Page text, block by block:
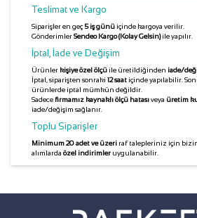
Teslimat ve Kargo
Siparişler en geç 5 iş günü içinde kargoya verilir.
GönderimlerSendeo Kargo (Kolay Gelsin)ile yapılır.
İptal, İade ve Değişim
Ürünler kişiye özel ölçü ile üretildiğinden iade/
İptal, siparişten sonraki 12 saat içinde yapılabilir.
ürünlerde iptal mümkün değildir.
Sadece firmamız kaynaklı ölçü hatasıveya üretim
iade/değişim sağlanır.
Toplu Siparişler
Minimum 20 adet ve üzeri raf talepleriniz için
alımlarda özel indirimler uygulanabilir.